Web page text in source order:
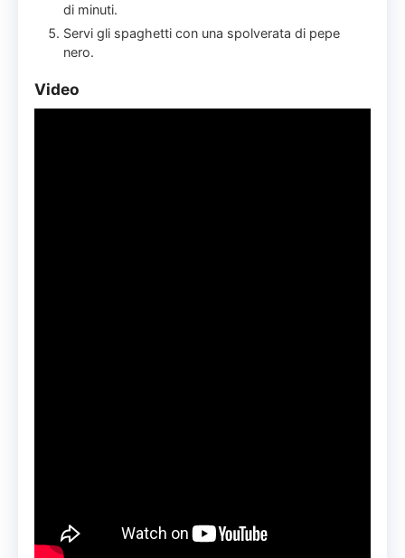
di minuti.
Servi gli spaghetti con una spolverata di pepe
nero.
Video